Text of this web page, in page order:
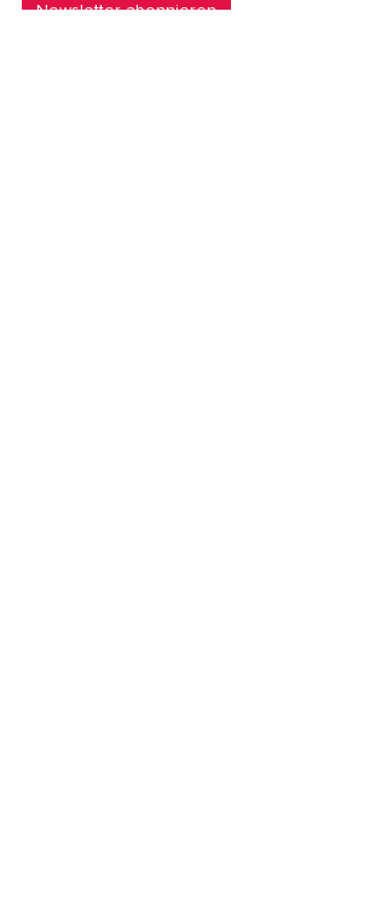
Newsletter abonnieren